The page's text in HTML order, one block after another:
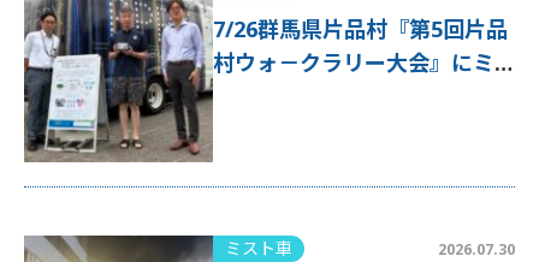
7/26群馬県片品村『第5回片品
村ウォ－クラリー大会』にミ
スト車が出動！
ミスト車 2026.07.30